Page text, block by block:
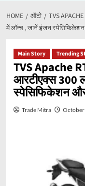
HOME ऑटो
TVS
में लॉन्च , जानें इंजन
Main Story Trending
TVS Apache
आरटीएक्स 300
स्पेसिफिकेशन
Trade Mitra October